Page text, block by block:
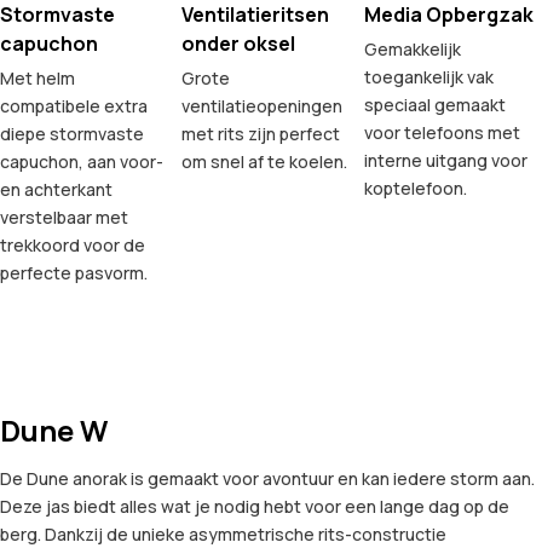
Stormvaste
capuchon
Met helm
compatibele extra
diepe stormvaste
capuchon, aan voor-
en achterkant
verstelbaar met
trekkoord voor de
perfecte pasvorm.
Ventilatieritsen
onder oksel
Grote
ventilatieopeningen
met rits zijn perfect
om snel af te koelen.
Media Opbergzak
Gemakkelijk
toegankelijk vak
speciaal gemaakt
voor telefoons met
interne uitgang voor
koptelefoon.
Dune W
De Dune anorak is gemaakt voor avontuur en kan iedere storm aan.
Deze jas biedt alles wat je nodig hebt voor een lange dag op de
berg. Dankzij de unieke asymmetrische rits-constructie